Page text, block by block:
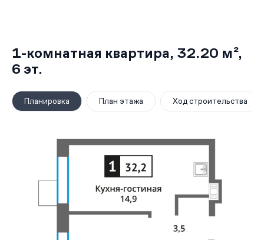
1-комнатная квартира, 32.20 м²,
6 эт.
Планировка План этажа Ход строительства